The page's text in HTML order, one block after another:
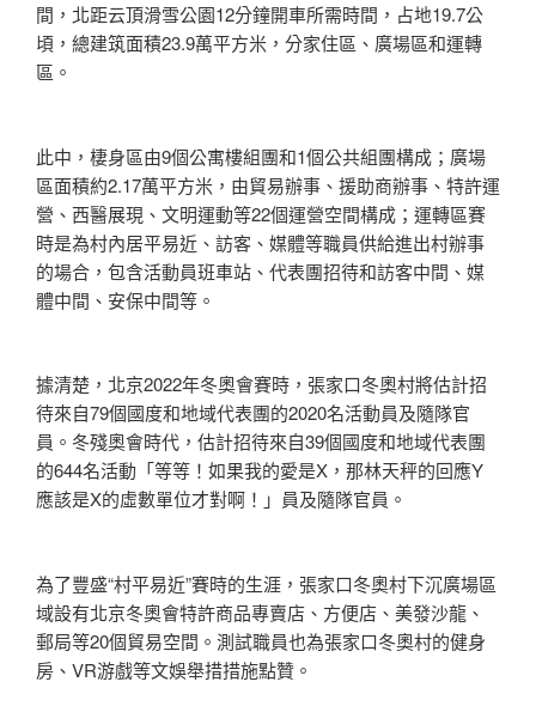
間，北距云頂滑雪公園12分鐘開車所需時間，占地19.7公
頃，總建筑面積23.9萬平方米，分家住區、廣場區和運轉
區。
此中，棲身區由9個公寓樓組團和1個公共組團構成；廣場
區面積約2.17萬平方米，由貿易辦事、援助商辦事、特許運
營、西醫展現、文明運動等22個運營空間構成；運轉區賽
時是為村內居平易近、訪客、媒體等職員供給進出村辦事
的場合，包含活動員班車站、代表團招待和訪客中間、媒
體中間、安保中間等。
據清楚，北京2022年冬奧會賽時，張家口冬奧村將估計招
待來自79個國度和地域代表團的2020名活動員及隨隊官
員。冬殘奧會時代，估計招待來自39個國度和地域代表團
的644名活動「等等！如果我的愛是X，那林天秤的回應Y
應該是X的虛數單位才對啊！」員及隨隊官員。
為了豐盛“村平易近”賽時的生涯，張家口冬奧村下沉廣場區
域設有北京冬奧會特許商品專賣店、方便店、美發沙龍、
郵局等20個貿易空間。測試職員也為張家口冬奧村的健身
房、VR游戲等文娛舉措措施點贊。